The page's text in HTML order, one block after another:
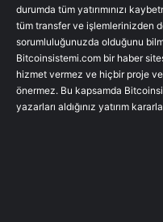
durumda tüm yatırımınızı
tüm transfer ve işlemlerinizden
sorumluluğunuzda olduğunu
Bitcoinsistemi.com bir haber
hizmet vermez ve hiçbir proje
önermez. Bu kapsamda
yazarları aldığınız yatırım